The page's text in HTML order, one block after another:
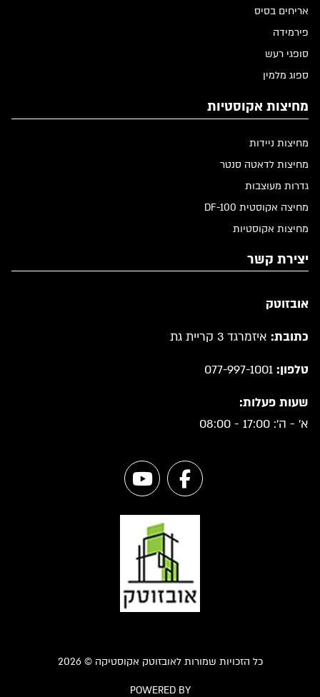
אריחים בסיס
פירמידה
סופגי רעש
ספוג מלמין
מחיצות אקוסטיות
מחיצות ניידות
מחיצות לדאטה סנטר
גדרות מעוצבות
מחיצה אקוסטית DF-100
מחיצות אקוסטיות
יצירת קשר
אובזוטק
כתובת: איזמרגד 3 קריית גת
טלפון: 077-997-1001
שעות פעלות:
א' - ה': 17:00 - 08:00
כל הזכויות שמורות לאובזוטק אקוסטיקה © 2026
POWERED BY